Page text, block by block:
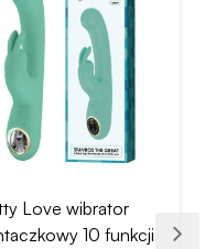
Love wibrator
10 funkcji